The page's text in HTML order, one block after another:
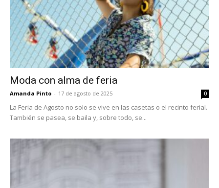
Moda con alma de feria
Amanda Pinto - 17 de agosto de 2025 0
La Feria de Agosto no solo se vive en las casetas o el recinto ferial.
También se pasea, se baila y, sobre todo, se...